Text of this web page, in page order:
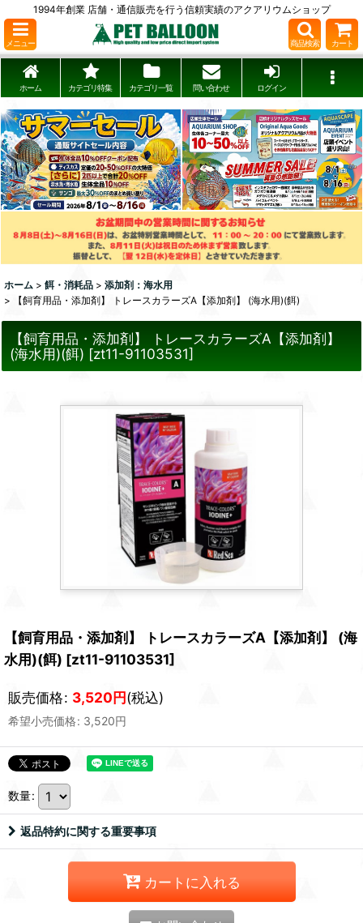
1994年創業 店舗・通信販売を行う信頼実績のアクアリウムショップ
メニュー 商品検索 カート
ホーム カテゴリ特集 カテゴリ一覧 問い合わせ ログイン
ホーム > 餌・消耗品 > 添加剤：海水用
>
【飼育用品・添加剤】 トレースカラーズA【添加剤】 (海水用)(餌)
【飼育用品・添加剤】 トレースカラーズA【添加剤】
(海水用)(餌) [zt11-91103531]
【飼育用品・添加剤】 トレースカラーズA【添加剤】 (海
水用)(餌) [zt11-91103531]
販売価格: 3,520円(税込)
希望小売価格: 3,520円
数量:
返品特約に関する重要事項
カートに入れる